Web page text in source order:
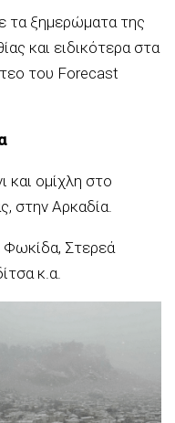
τα ξημερώματα της
και ειδικότερα στα
του Forecast
και ομίχλη στο
στην Αρκαδία.
Φωκίδα, Στερεά
κ.α.